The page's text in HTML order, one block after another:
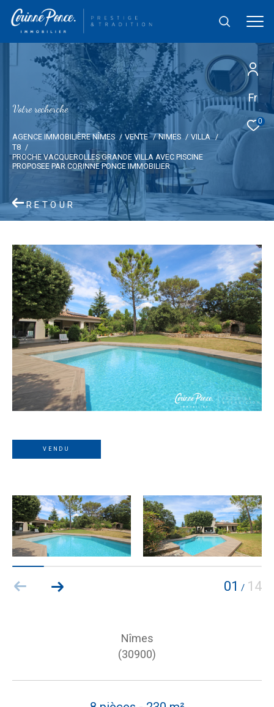
Fr
0
Votre recherche
AGENCE IMMOBILIÈRE NÎMES VENTE NIMES
VILLA
T8
PROCHE VACQUEROLLES GRANDE VILLA AVEC PISCINE
PROPOSEE PAR CORINNE PONCE IMMOBILIER
RETOUR
VENDU
01 / 14
Nîmes
(30900)